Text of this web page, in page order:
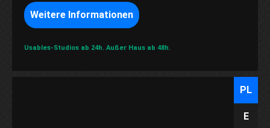
Weitere Informationen
Usables-Studios ab 24h. Außer Haus ab 48h.
PL
E